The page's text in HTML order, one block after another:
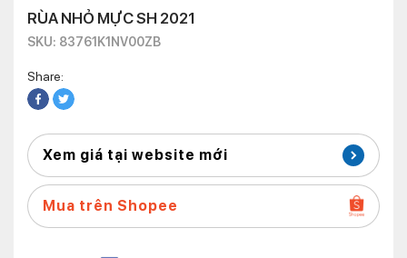
RÙA NHỎ MỰC SH 2021
SKU: 83761K1NV00ZB
Share:
Xem giá tại website mới
Mua trên Shopee